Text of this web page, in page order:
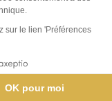
Carte interactive
Contact